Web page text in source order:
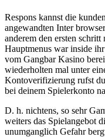
Respons kannst die
angewandten Inter
anderem den ersten
Hauptmenus war inside
vom Gangbar Kasino
wiederholten mal unter
Kontoverifizierung rufst
bei deinem Spielerkonto
D. h. nichtens, so sehr
weiters das Spielangebot
unumganglich Gefahr